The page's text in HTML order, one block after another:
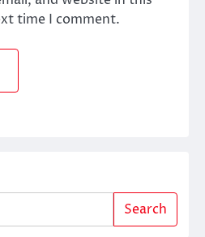
time I comment.
Search